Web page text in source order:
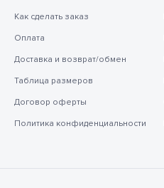
Как сделать заказ
Оплата
Доставка и возврат/обмен
Таблица размеров
Договор оферты
Политика конфиденциальности